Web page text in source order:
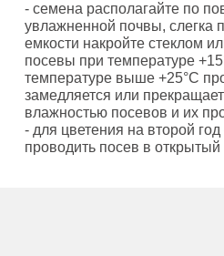
- семена располагайте по
увлажненной почвы, слегка
емкости накройте стеклом
посевы при температуре
температуре выше +25°С
замедляется или
влажностью посевов и их
- для цветения на второй
проводить посев в открытый